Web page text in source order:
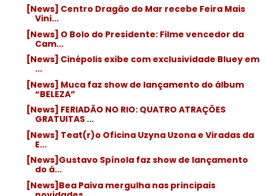
[News] Centro Dragão do Mar recebe Feira Mais
Vini...
[News] O Bolo do Presidente: Filme vencedor da
Cam...
[News] Cinépolis exibe com exclusividade Bluey em
...
[News] Muca faz show de lançamento do álbum
“BELEZA”
[News] FERIADÃO NO RIO: QUATRO ATRAÇÕES
GRATUITAS ...
[News] Teat(r)o Oficina Uzyna Uzona e Viradas da
E...
[News]Gustavo Spínola faz show de lançamento
do á...
[News]Bea Paiva mergulha nas principais